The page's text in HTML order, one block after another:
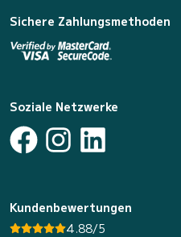
Sichere Zahlungsmethoden
Soziale Netzwerke
Kundenbewertungen
4.88/5